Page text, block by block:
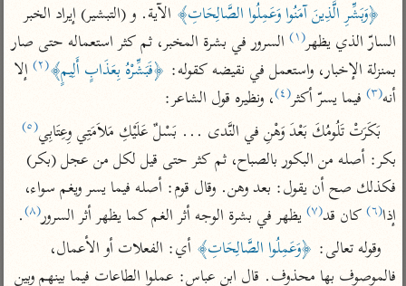
Type 2 or more characters for results.
Type 1 or more
characters for results.
أمّهات
تفسير الطبري
تفسير ابن كثير
تفسير القرطبي
تفسير البغوي
جمع الأقوال
تفسير ابن الجوزي
عامّة
فتح البيان للقنوجي
فتح القدير للشوكاني
تفسير ابن جزي
موسوعات
تفسير الآلوسي
تفسير الرازي
معاصرة
الميسر
المختصر في
التفسير
تفسير السعدي
أيسر التفاسير
القرآن – تدبر وعمل
تفسير ابن عثيمين
﴿وَبَشِّرِ الَّذِينَ آمَنُوا وَعَمِلُوا الصَّالِحَاتِ﴾
الآية. و (التبشير) إيراد الخبر
السارّ الذي يظهر(١)
السرور في بشرة المخبر، ثم كثر استعماله حتى صار
بمنزلة الإخبار، واستعمل في نقيضه كقوله: ﴿فَبَشِّرْهُ بِعَذَابٍ أَلِيمٍ﴾(٢)
أنه(٣) فيما يسرّ أكثر(٤) ، ونظيره قول الشاعر:
بَكَرَتْ تَلُومُكَ بَعْدَ وَهْنِ في النَّدى ... بَسْلٌ عَلَيْكِ مَلاَمَتِي وِعِتَابِي(٥)
إذا(٦) كان قد(٧) يظهر في بشرة الوجه أثر الغم كما يظهر أثر السرور(٨) .
وقوله تعالى: ﴿وَعَمِلُوا الصَّالِحَاتِ﴾